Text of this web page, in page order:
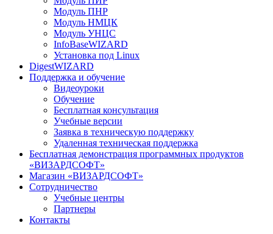
Модуль ПНР
Модуль НМЦК
Модуль УНЦС
InfoBaseWIZARD
Установка под Linux
DigestWIZARD
Поддержка и обучение
Видеоуроки
Обучение
Бесплатная консультация
Учебные версии
Заявка в техническую поддержку
Удаленная техническая поддержка
Бесплатная демонстрация программных продуктов
«ВИЗАРДСОФТ»
Магазин «ВИЗАРДСОФТ»
Сотрудничество
Учебные центры
Партнеры
Контакты